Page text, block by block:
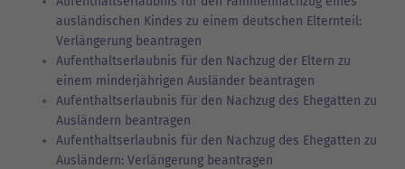
ausländischen Kindes zu einem deutschen Elternteil:
Verlängerung beantragen
Aufenthaltserlaubnis für den Nachzug der Eltern zu
einem minderjährigen Ausländer beantragen
Aufenthaltserlaubnis für den Nachzug des Ehegatten zu
Ausländern beantragen
Aufenthaltserlaubnis für den Nachzug des Ehegatten zu
Ausländern: Verlängerung beantragen